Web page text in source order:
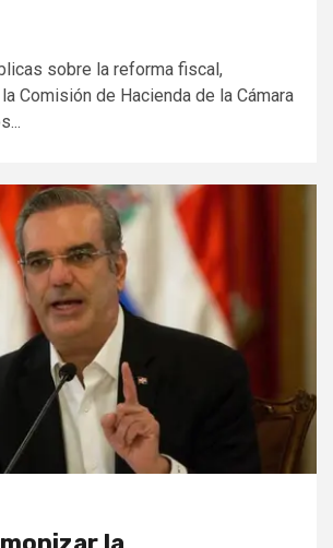
sobre la reforma fiscal,
Comisión de Hacienda de la Cámara